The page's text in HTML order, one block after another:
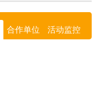
合作单位 活动监控